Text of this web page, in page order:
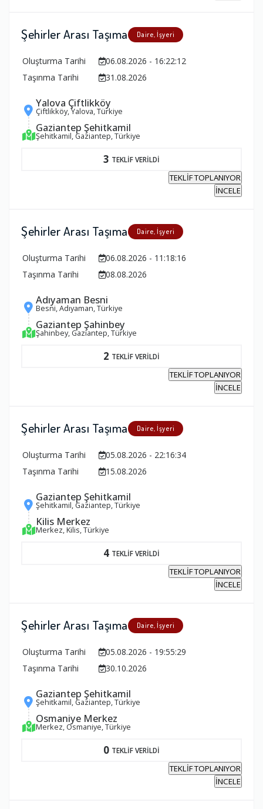
Şehirler Arası Taşıma Daire, İşyeri
Oluşturma Tarihi
06.08.2026 - 16:22:12
Taşınma Tarihi
31.08.2026
Yalova Çiftlikköy
Çiftlikköy, Yalova, Türkiye
Gaziantep Şehitkamil
Şehitkamil, Gaziantep, Türkiye
3 TEKLİF VERİLDİ
TEKLİF TOPLANIYOR
İNCELE
Şehirler Arası Taşıma Daire, İşyeri
Oluşturma Tarihi
06.08.2026 - 11:18:16
Taşınma Tarihi
08.08.2026
Adıyaman Besni
Besni, Adıyaman, Türkiye
Gaziantep Şahinbey
Şahinbey, Gaziantep, Türkiye
2 TEKLİF VERİLDİ
TEKLİF TOPLANIYOR
İNCELE
Şehirler Arası Taşıma Daire, İşyeri
Oluşturma Tarihi
05.08.2026 - 22:16:34
Taşınma Tarihi
15.08.2026
Gaziantep Şehitkamil
Şehitkamil, Gaziantep, Türkiye
Kilis Merkez
Merkez, Kilis, Türkiye
4 TEKLİF VERİLDİ
TEKLİF TOPLANIYOR
İNCELE
Şehirler Arası Taşıma Daire, İşyeri
Oluşturma Tarihi
05.08.2026 - 19:55:29
Taşınma Tarihi
30.10.2026
Gaziantep Şehitkamil
Şehitkamil, Gaziantep, Türkiye
Osmaniye Merkez
Merkez, Osmaniye, Türkiye
0 TEKLİF VERİLDİ
TEKLİF TOPLANIYOR
İNCELE